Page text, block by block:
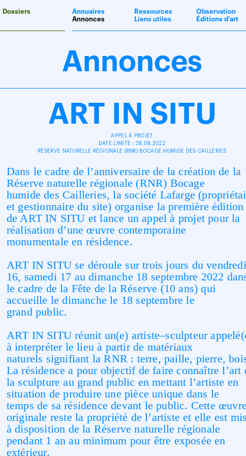
Dossiers
Annuaires
Annonces
Ressources
Liens utiles
Observation
Éditions d'art
Annonces
ART IN SITU
APPEL À PROJET
DATE LIMITE : 28.08.2022
RÉSERVE NATURELLE RÉGIONALE (RNR) BOCAGE HUMIDE DES CAILLERIES
Dans le cadre de l’anniversaire de la création de la
Réserve naturelle régionale (RNR) Bocage
humide des Cailleries, la société Lafarge
et gestionnaire du site) organise la première édition
de ART IN SITU et lance un appel à projet pour la
réalisation d’une œuvre contemporaine
monumentale en résidence.
ART IN SITU se déroule sur trois jours du vendredi
16, samedi 17 au dimanche 18 septembre 2022
le cadre de la Fête de la Réserve (10 ans) qui
accueille le dimanche le 18 septembre le
grandpublic.
ART IN SITU réunit un(e) artiste–sculpteur appelé
à interpréter le lieu à partir de matériaux
naturels signifiant la RNR : terre, paille, pierre,
La résidence a pour objectif de faire connaître l’art
la sculpture au grand public en mettant l’artiste en
situation de produire une pièce unique dans le
temps de sa résidence devant le public. Cette œuvre
originale reste la propriété de l’artiste et elle est
àdisposition de la Réserve naturelle régionale
pendant 1 an au minimum pour être exposée en
extérieur.